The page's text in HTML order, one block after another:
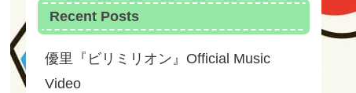
Recent Posts
優里『ビリミリオン』Official Music
Video